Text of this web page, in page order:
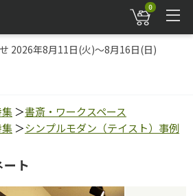
0
2026年8月11日(火)～8月16日(日)
＞書斎・ワークスペース
＞シンプルモダン（テイスト）事例
ト